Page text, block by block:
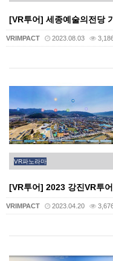
[VR투어] 세종예술의전당
VRIMPACT 2023.08.03
VR파노라마
[VR투어] 2023 강진VR투
VRIMPACT 2023.04.20